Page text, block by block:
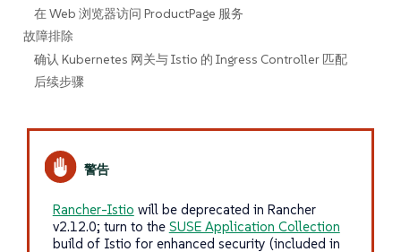
在 Web 浏览器访问 ProductPage 服务
故障排除
确认 Kubernetes 网关与 Istio 的 Ingress Controller 匹配
后续步骤
Rancher-Istio will be deprecated in Rancher
v2.12.0; turn to the SUSE Application Collection
build of Istio for enhanced security (included in